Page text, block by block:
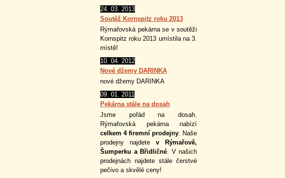
24. 03. 2013
Soutěž Kornspitz roku 2013
Rýmařovská pekárna se v soutěži
Kornspitz roku 2013 umístila na 3.
místě!
10. 04. 2012
Nové džemy DARINKA
nové džemy DARINKA
09. 01. 2011
Pekárna stále na dosah
Jsme pořád na dosah.
Rýmařovská pekárna nabízí
celkem 4 firemní prodejny. Naše
prodejny najdete v Rýmařově,
Šumperku a Břidličné. V našich
prodejnách najdete stále čerstvé
pečivo a skvělé ceny!